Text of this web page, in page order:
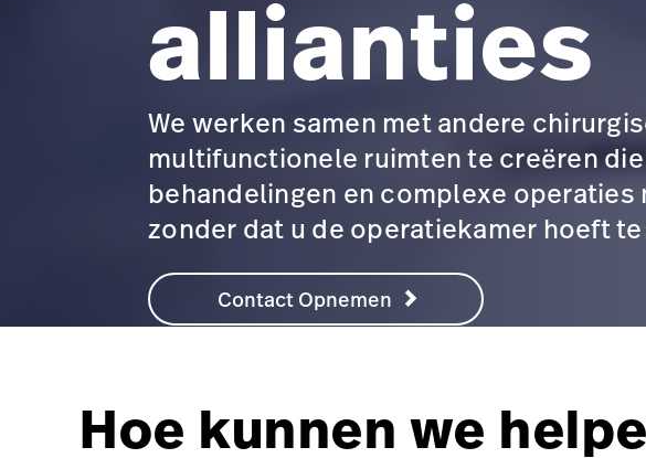
allianties
We werken samen met andere
multifunctionele ruimten te creëren
behandelingen en complexe operaties
zonder dat u de operatiekamer hoeft
Contact Opnemen
Hoe kunnen we